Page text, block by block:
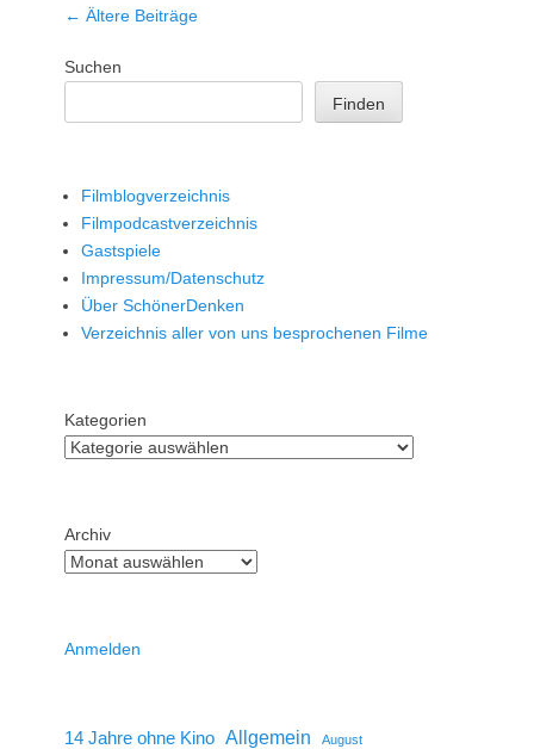
Beitrag-
← Ältere Beiträge
Suchen
Finden
Filmblogverzeichnis
Filmpodcastverzeichnis
Gastspiele
Impressum/Datenschutz
Über SchönerDenken
Verzeichnis aller von uns besprochenen Filme
Kategorien
Archiv
Anmelden
14 Jahre ohne Kino Allgemein August